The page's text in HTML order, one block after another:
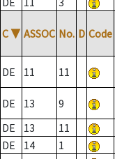
C ▼ ASSOC No. D Code
DE 11 11
DE 13 9
DE
13 11
DE
14 1